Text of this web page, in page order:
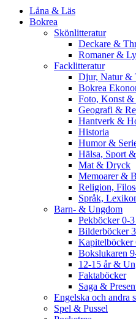
Låna & Läs
Bokrea
Skönlitteratur
Deckare &
Romaner &
Facklitteratur
Djur, Natur &
Bokrea
Foto, Konst &
Geografi &
Hantverk &
Historia
Humor &
Hälsa, Sport
Mat & Dryck
Memoarer &
Religion,
Språk,
Barn- & Ungdom
Pekböcker 0-
Bilderböcker
Kapitelböcker
Bokslukaren
12-15 år &
Faktaböcker
Saga &
Engelska och andra
Spel & Pussel